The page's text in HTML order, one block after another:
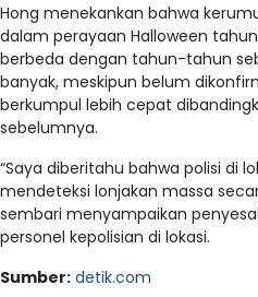
Hong menekankan bahwa
dalam perayaan Halloween
berbeda dengan tahun-tahun
banyak, meskipun belum
berkumpul lebih cepat
sebelumnya.
“Saya diberitahu bahwa polisi di
mendeteksi lonjakan massa
sembari menyampaikan
personel kepolisian di lokasi.
Sumber: detik.com